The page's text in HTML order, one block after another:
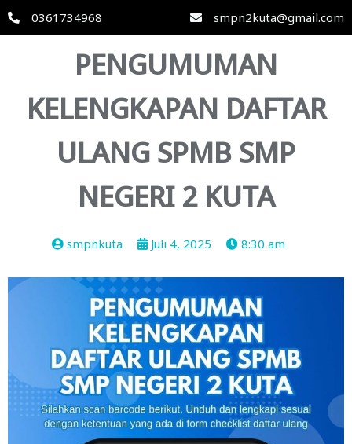
0361734968 smpn2kuta@gmail.com
PENGUMUMAN
KELENGKAPAN DAFTAR
ULANG SPMB SMP
NEGERI 2 KUTA
smpnkuta Juli 4, 2025 8:30 am